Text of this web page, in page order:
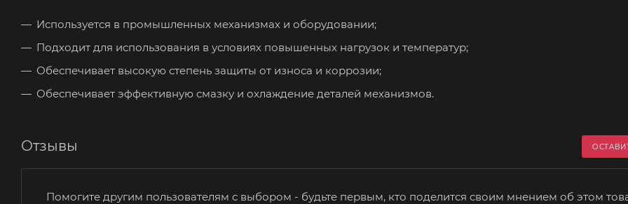
Используется в промышленных механизмах и оборудовании;
Подходит для использования в условиях повышенных нагрузок и температур;
Обеспечивает высокую степень защиты от износа и коррозии;
Обеспечивает эффективную смазку и охлаждение деталей механизмов.
Отзывы
Помогите другим пользователям с выбором - будьте первым, кто поделится своим мнением об этом